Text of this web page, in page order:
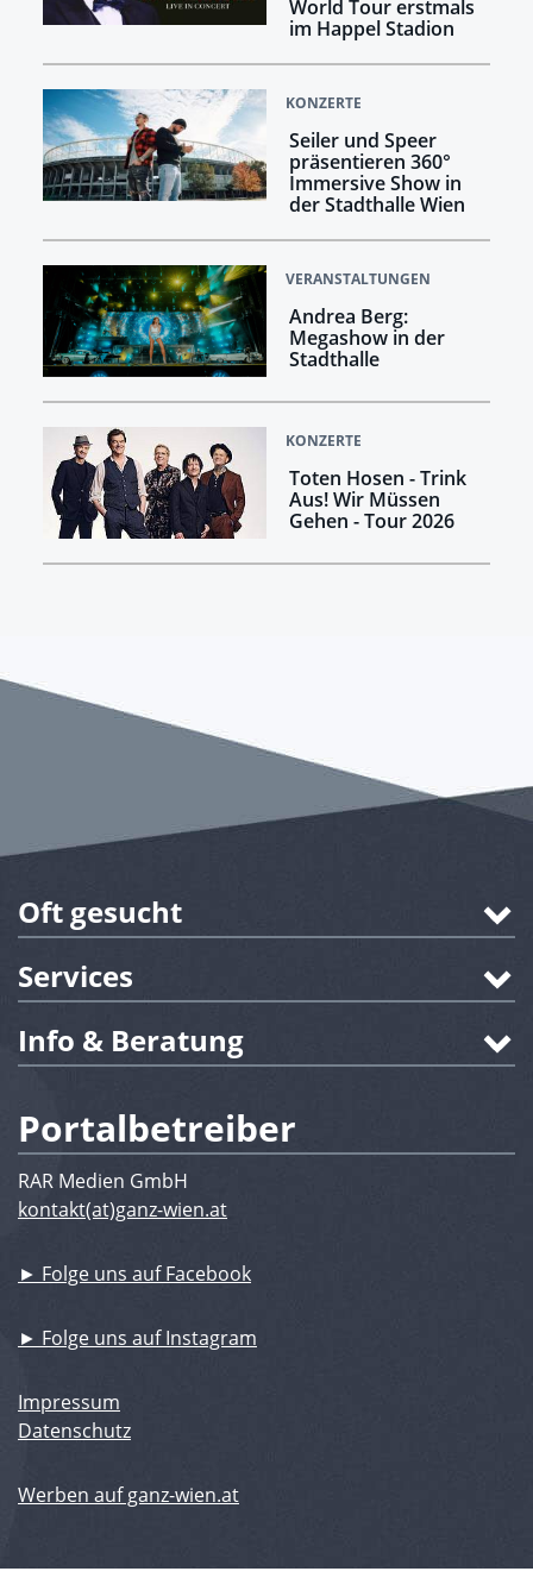
World Tour erstmals
im Happel Stadion
KONZERTE
Seiler und Speer
präsentieren 360°
Immersive Show in
der Stadthalle Wien
VERANSTALTUNGEN
Andrea Berg:
Megashow in der
Stadthalle
KONZERTE
Toten Hosen - Trink
Aus! Wir Müssen
Gehen - Tour 2026
Oft gesucht
Services
Info & Beratung
Portalbetreiber
RAR Medien GmbH
kontakt(at)ganz-wien.at
► Folge uns auf Facebook
► Folge uns auf Instagram
Impressum
Datenschutz
Werben auf ganz-wien.at